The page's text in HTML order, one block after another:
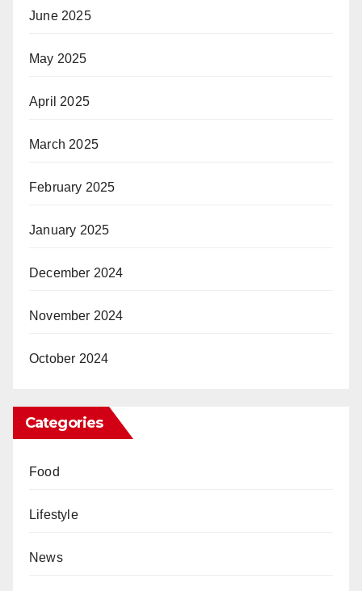
June 2025
May 2025
April 2025
March 2025
February 2025
January 2025
December 2024
November 2024
October 2024
Categories
Food
Lifestyle
News